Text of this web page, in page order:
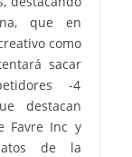
que en
como
sacar
-4
destacan
Favre Inc y
de la